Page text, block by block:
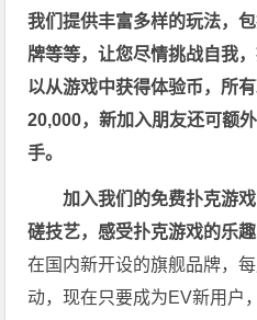
我们提供丰富多样的玩法，
牌等等，让您尽情挑战自我
以从游戏中获得体验币，所
20,000，新加入朋友还可额
手。
加入我们的免费扑克游
磋技艺，感受扑克游戏的乐趣
在国内新开设的旗舰品牌，
动，现在只要成为EV新用户